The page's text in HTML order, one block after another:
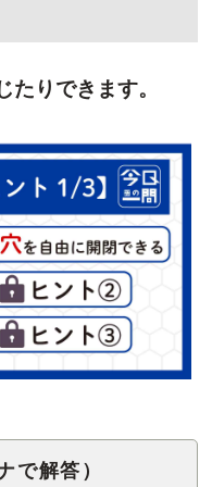
たりできます。
で解答）